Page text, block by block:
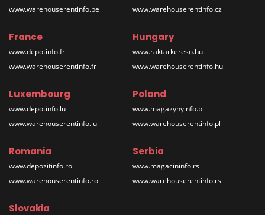
www.warehouserentinfo.be
www.warehouserentinfo.cz
France
www.depotinfo.fr
www.warehouserentinfo.fr
Hungary
www.raktarkereso.hu
www.warehouserentinfo.hu
Luxembourg
www.depotinfo.lu
www.warehouserentinfo.lu
Poland
www.magazynyinfo.pl
www.warehouserentinfo.pl
Romania
www.depozitinfo.ro
www.warehouserentinfo.ro
Serbia
www.magacininfo.rs
www.warehouserentinfo.rs
Slovakia